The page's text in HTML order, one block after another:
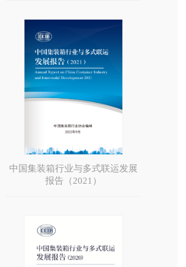
中国集装箱行业与多式联运发展
报告（2021）